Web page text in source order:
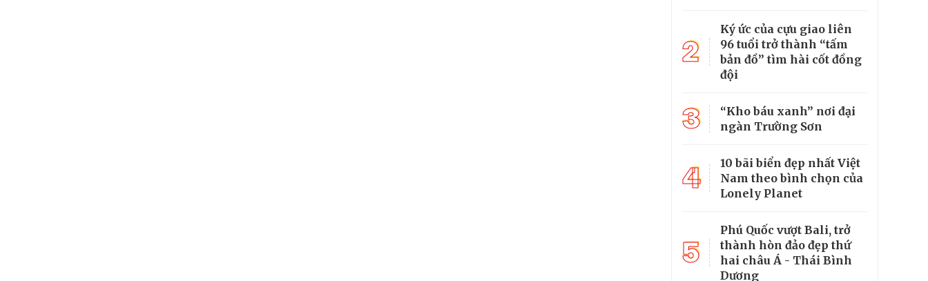
2
Ký ức của cựu giao liên
96 tuổi trở thành “tấm
bản đồ” tìm hài cốt đồng
đội
3
“Kho báu xanh” nơi đại
ngàn Trường Sơn
4
10 bãi biển đẹp nhất Việt
Nam theo bình chọn của
Lonely Planet
5
Phú Quốc vượt Bali, trở
thành hòn đảo đẹp thứ
hai châu Á - Thái Bình
Dương